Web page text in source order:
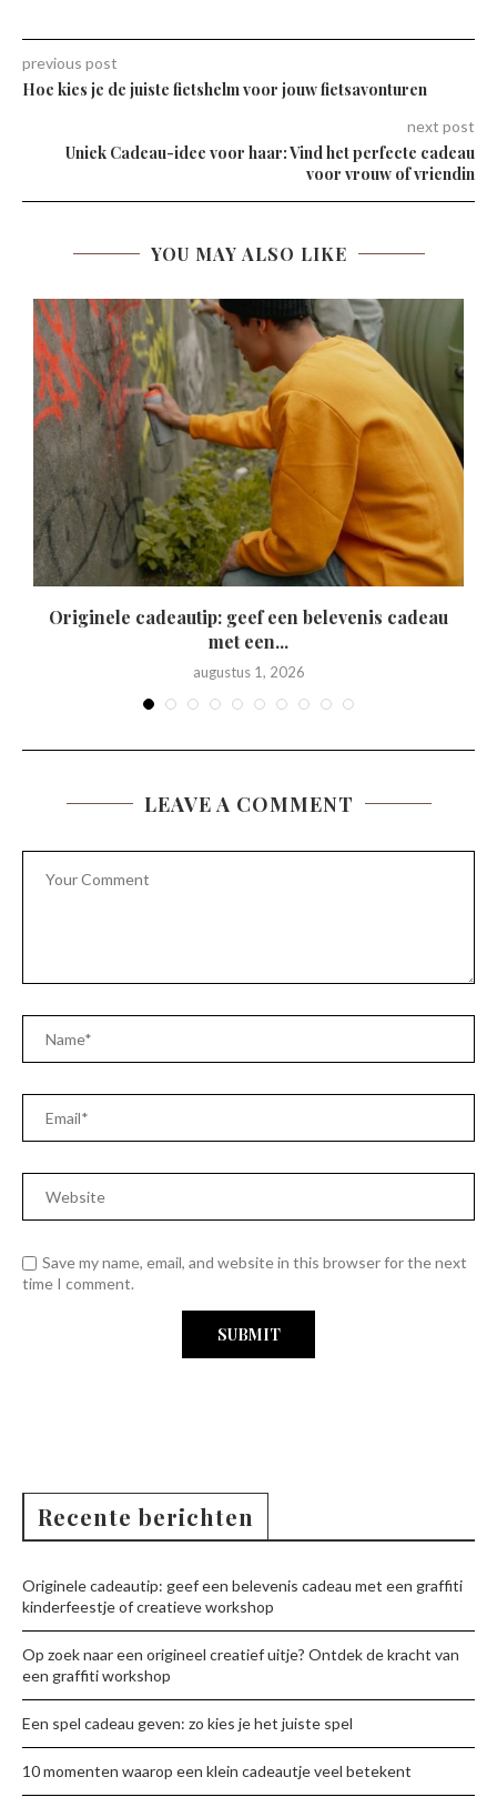
previous post
Hoe kies je de juiste fietshelm voor jouw fietsavonturen
next post
Uniek Cadeau-idee voor haar: Vind het perfecte cadeau
voor vrouw of vriendin
YOU MAY ALSO LIKE
Originele cadeautip: geef een belevenis cadeau
met een...
augustus 1, 2026
LEAVE A COMMENT
Save my name, email, and website in this browser for the next
time I comment.
Recente berichten
Originele cadeautip: geef een belevenis cadeau met een graffiti
kinderfeestje of creatieve workshop
Op zoek naar een origineel creatief uitje? Ontdek de kracht van
een graffiti workshop
Een spel cadeau geven: zo kies je het juiste spel
10 momenten waarop een klein cadeautje veel betekent